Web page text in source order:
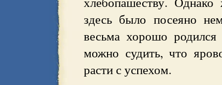
здесь было посеяно
весьма хорошо
можно судить, что
расти с успехом.